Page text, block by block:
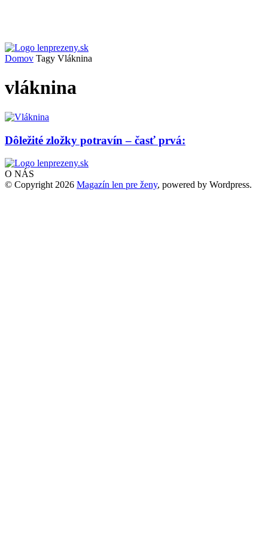
Domov Tagy Vláknina
vláknina
Dôležité zložky potravín – časť prvá:
O NÁS
© Copyright 2026 Magazín len pre ženy, powered by Wordpress.